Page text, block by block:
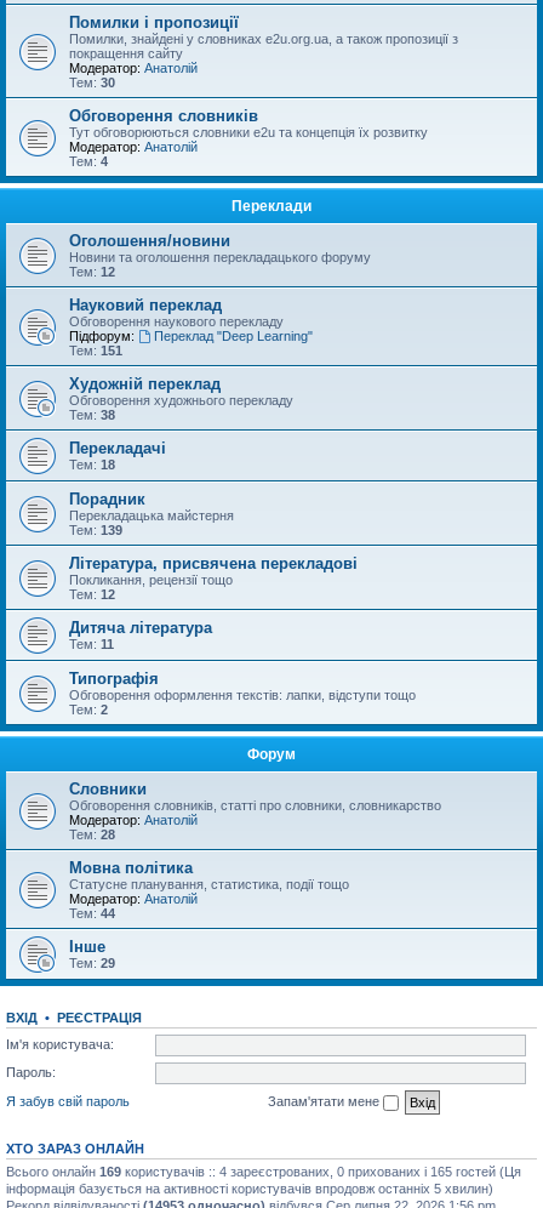
Помилки і пропозиції
Помилки, знайдені у словниках e2u.org.ua, а також пропозиції з
покращення сайту
Модератор: Анатолій
Тем: 30
Обговорення словників
Тут обговорюються словники e2u та концепція їх розвитку
Модератор: Анатолій
Тем: 4
Переклади
Оголошення/новини
Новини та оголошення перекладацького форуму
Тем: 12
Науковий переклад
Обговорення наукового перекладу
Підфорум:
Переклад "Deep Learning"
Тем: 151
Художній переклад
Обговорення художнього перекладу
Тем: 38
Перекладачі
Тем: 18
Порадник
Перекладацька майстерня
Тем: 139
Література, присвячена перекладові
Покликання, рецензії тощо
Тем: 12
Дитяча література
Тем: 11
Типографія
Обговорення оформлення текстів: лапки, відступи тощо
Тем: 2
Форум
Словники
Обговорення словників, статті про словники, словникарство
Модератор: Анатолій
Тем: 28
Мовна політика
Статусне планування, статистика, події тощо
Модератор: Анатолій
Тем: 44
Інше
Тем: 29
ВХІД • РЕЄСТРАЦІЯ
Ім'я користувача:
Пароль:
Я забув свій пароль
Запам'ятати мене
ХТО ЗАРАЗ ОНЛАЙН
Всього онлайн 169 користувачів :: 4 зареєстрованих, 0 прихованих і 165 гостей (Ця
інформація базується на активності користувачів впродовж останніх 5 хвилин)
Рекорд відвідуваності (14953 одночасно) відбувся Сер липня 22, 2026 1:56 pm